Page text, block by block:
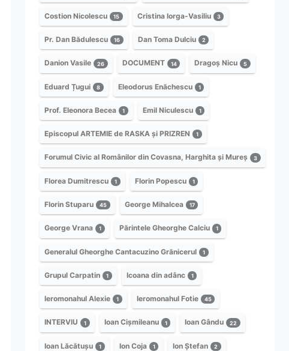
Costion Nicolescu 15 Cristina Iorga-Vasiliu 3
Pr. Dan Bădulescu 16 Dan Toma Dulciu 2
Danion Vasile 26 DOCUMENT 14 Dragoș Nicu 5
Eduard Țugui 8 Eleodorus Enăchescu 1
Prof. Eleonora Becea 1 Emil Niculescu 1
Episcopul ARTEMIE de RASKA și PRIZREN 1
Forumul Civic al Românilor din Covasna, Harghita și Mureș 3
Florea Dumitrescu 1 Florin Popescu 1
Florin Stuparu 45 George Mihalcea 17
George Vrana 1 Părintele Gheorghe Calciu 1
Generalul Gheorghe Cantacuzino Grănicerul 1
Grupul Carpatin 1 Icoana din adânc 1
Ieromonahul Alexie 1 Ieromonahul Fotie 45
INTERVIU 1 Ioan Cișmileanu 1 Ioan Gându 22
Ioan Lăcătușu 1 Ion Coja 1 Ion Ștefan 2